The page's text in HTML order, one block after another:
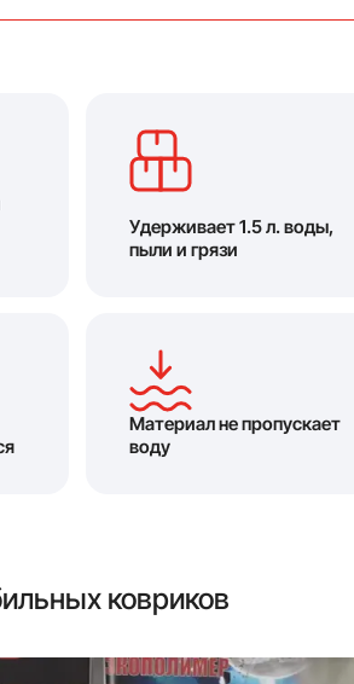
Удерживает 1.5 л. воды,
пыли и грязи
Материал не пропускает
воду
ковриков